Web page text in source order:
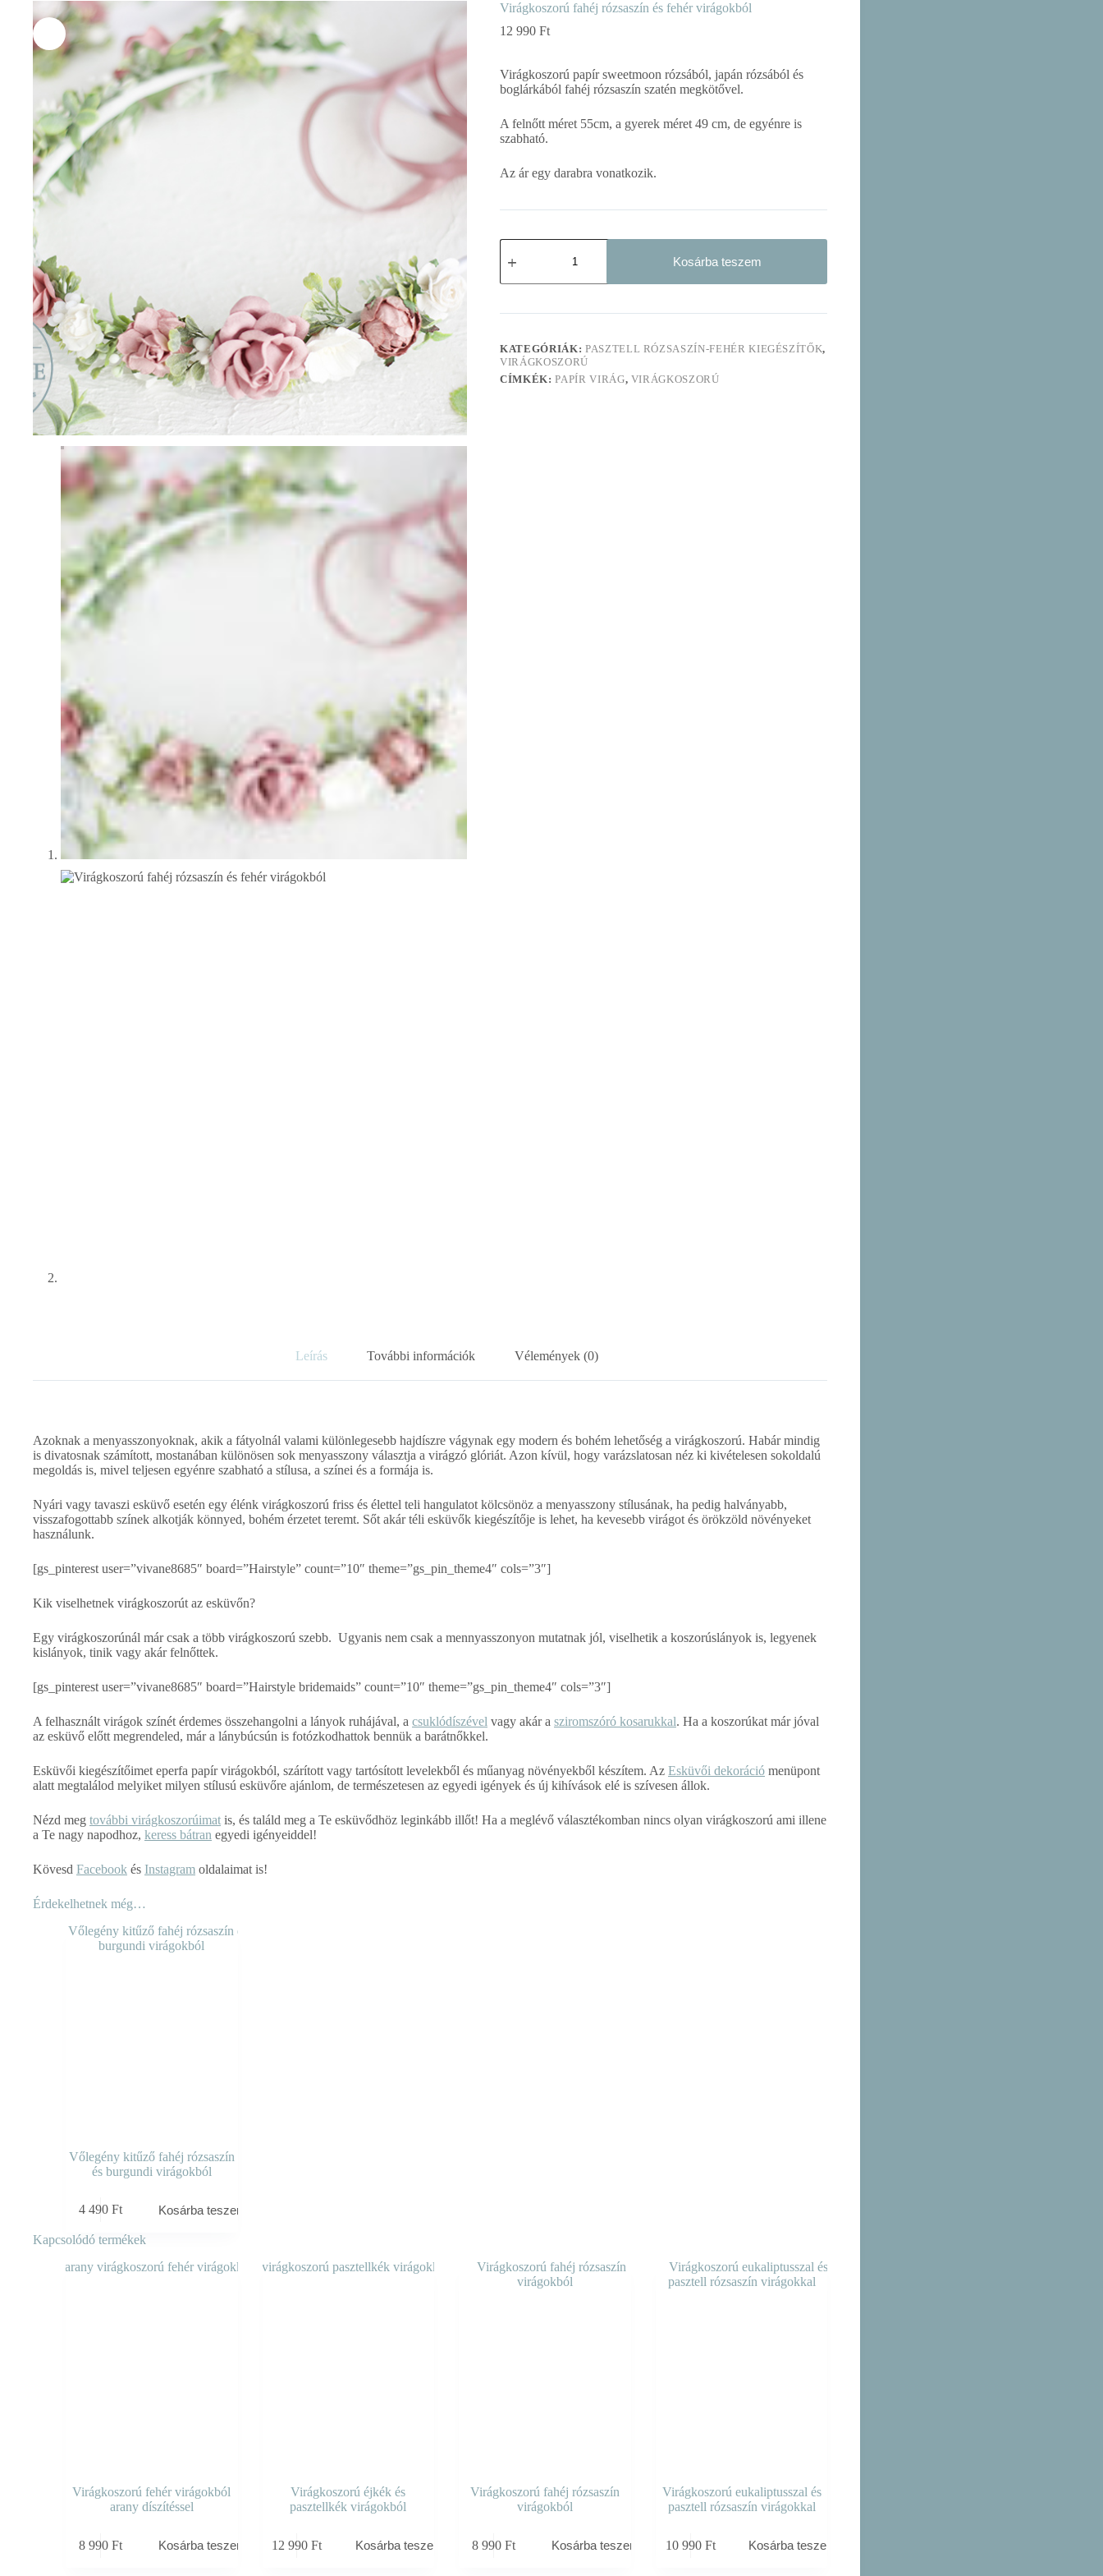
Virágkoszorú fahéj rózsaszín és fehér virágokból
12 990Ft
Virágkoszorú papír sweetmoon rózsából, japán rózsából és
boglárkából fahéj rózsaszín szatén megkötővel.
A felnőtt méret 55cm, a gyerek méret 49 cm, de egyénre is
szabható.
Az ár egy darabra vonatkozik.
Virágkoszorú
fahéj
és
virágokból
Kosárba teszem
KATEGÓRIÁK: PASZTELL RÓZSASZÍN-FEHÉR KIEGÉSZÍTŐK,
VIRÁGKOSZORÚ
CÍMKÉK:PAPÍR VIRÁG, VIRÁGKOSZORÚ
Leírás További információk Vélemények (0)
Azoknak a menyasszonyoknak, akik a fátyolnál valami különlegesebb hajdíszre vágynak egy modern és bohém lehetőség a virágkoszorú. Habár mindig
is divatosnak számított, mostanában különösen sok menyasszony választja a virágzó glóriát. Azon kívül, hogy varázslatosan néz ki kivételesen sokoldalú
megoldás is, mivel teljesen egyénre szabható a stílusa, a színei és a formája is.
Nyári vagy tavaszi esküvő esetén egy élénk virágkoszorú friss és élettel teli hangulatot kölcsönöz a menyasszony stílusának, ha pedig halványabb,
visszafogottabb színek alkotják könnyed, bohém érzetet teremt. Sőt akár téli esküvők kiegészítője is lehet, ha kevesebb virágot és örökzöld növényeket
használunk.
[gs_pinterest user=”vivane8685″ board=”Hairstyle” count=”10″ theme=”gs_pin_theme4″ cols=”3″]
Kik viselhetnek virágkoszorút az esküvőn?
Egy virágkoszorúnál már csak a több virágkoszorú szebb. Ugyanis nem csak a mennyasszonyon mutatnak jól, viselhetik a koszorúslányok is, legyenek
kislányok, tinik vagy akár felnőttek.
[gs_pinterest user=”vivane8685″ board=”Hairstyle bridemaids” count=”10″ theme=”gs_pin_theme4″ cols=”3″]
A felhasznált virágok színét érdemes összehangolni a lányok ruhájával, a csuklódíszével vagy akár a sziromszóró kosarukkal. Ha a koszorúkat már jóval
az esküvő előtt megrendeled, már a lánybúcsún is fotózkodhattok bennük a barátnőkkel.
Esküvői kiegészítőimet eperfa papír virágokból, szárított vagy tartósított levelekből és műanyag növényekből készítem. Az Esküvői dekoráció menüpont
alatt megtalálod melyiket milyen stílusú esküvőre ajánlom, de természetesen az egyedi igények és új kihívások elé is szívesen állok.
Nézd meg további virágkoszorúimat is, és találd meg a Te esküvődhöz leginkább illőt! Ha a meglévő választékomban nincs olyan virágkoszorú ami illene
a Te nagy napodhoz, keress bátran egyedi igényeiddel!
Kövesd Facebook és Instagram oldalaimat is!
Érdekelhetnek még…
Vőlegény kitűző fahéj rózsaszín
és burgundi virágokból
4 490 Ft Kosárba teszem
Kapcsolódó termékek
Virágkoszorú fehér virágokból
arany díszítéssel
8 990 Ft Kosárba teszem
Virágkoszorú éjkék és
pasztellkék virágokból
12 990Ft Kosárba teszem
Virágkoszorú fahéj rózsaszín
virágokból
8 990Ft Kosárba teszem
Virágkoszorú eukaliptusszal és
pasztell rózsaszín virágokkal
10 990 Ft Kosárba teszem